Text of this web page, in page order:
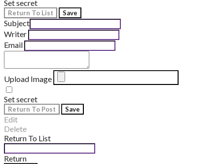
Set secret
Return To List Save
Subject
Writer
Email
Upload Image
Set secret
Return To Post Save
Edit
Delete
Return To List
Return